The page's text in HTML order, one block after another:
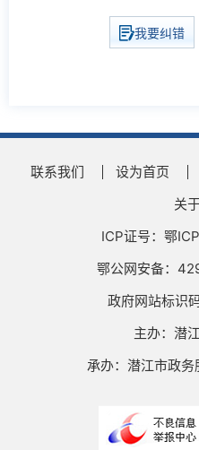
我要纠错
联系我们 设为首页
关
ICP证号：鄂
鄂公网安备：
政府网站标识
主办：潜
承办：潜江市政